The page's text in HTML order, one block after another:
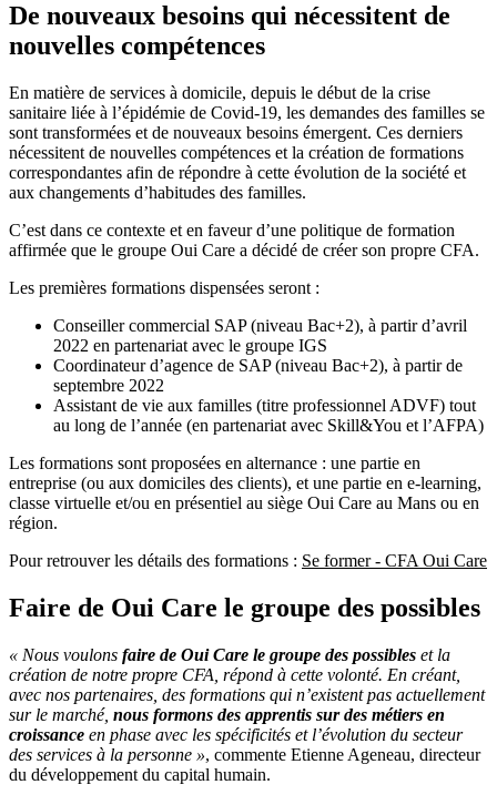
De nouveaux besoins qui nécessitent de
nouvelles compétences
En matière de services à domicile, depuis le début de la crise
sanitaire liée à l’épidémie de Covid-19, les demandes des familles se
sont transformées et de nouveaux besoins émergent. Ces derniers
nécessitent de nouvelles compétences et la création de formations
correspondantes afin de répondre à cette évolution de la société et
aux changements d’habitudes des familles.
C’est dans ce contexte et en faveur d’une politique de formation
affirmée que le groupe Oui Care a décidé de créer son propre CFA.
Les premières formations dispensées seront :
Conseiller commercial SAP (niveau Bac+2), à partir d’avril
2022 en partenariat avec le groupe IGS
Coordinateur d’agence de SAP (niveau Bac+2), à partir de
septembre 2022
Assistant de vie aux familles (titre professionnel ADVF) tout
au long de l’année (en partenariat avec Skill&You et l’AFPA)
Les formations sont proposées en alternance : une partie en
entreprise (ou aux domiciles des clients), et une partie en e-learning,
classe virtuelle et/ou en présentiel au siège Oui Care au Mans ou en
région.
Pour retrouver les détails des formations : Se former - CFA Oui Care
Faire de Oui Care le groupe des possibles
« Nous voulons faire de Oui Care le groupe des possibles et la
création de notre propre CFA, répond à cette volonté. En créant,
avec nos partenaires, des formations qui n’existent pas actuellement
sur le marché, nous formons des apprentis sur des métiers en
croissance en phase avec les spécificités et l’évolution du secteur
des services à la personne », commente Etienne Ageneau, directeur
du développement du capital humain.